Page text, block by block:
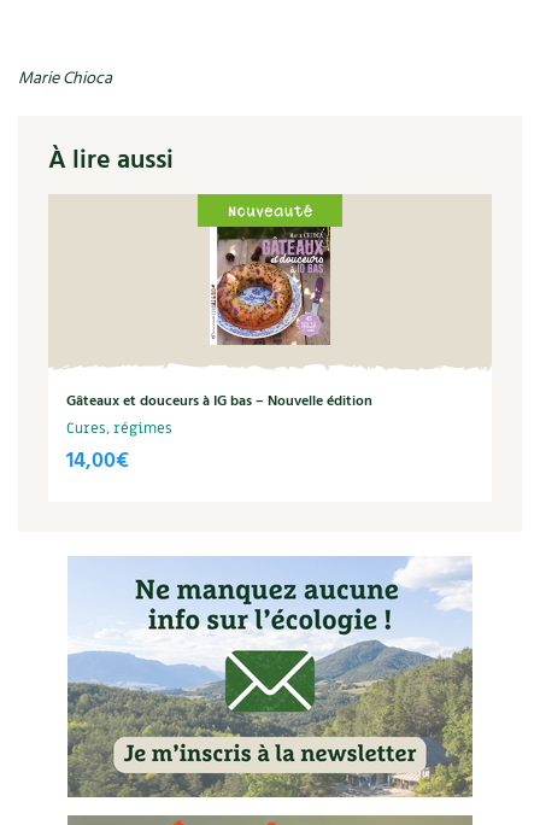
Marie Chioca
À lire aussi
Gâteaux et douceurs à IG bas – Nouvelle édition
Cures, régimes
14,00€